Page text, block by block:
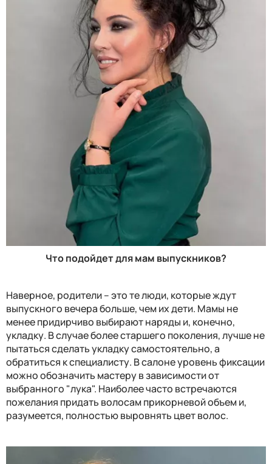
Что подойдет для мам выпускников?
Наверное, родители – это те люди, которые ждут
выпускного вечера больше, чем их дети. Мамы не
менее придирчиво выбирают наряды и, конечно,
укладку. В случае более старшего поколения, лучше не
пытаться сделать укладку самостоятельно, а
обратиться к специалисту. В салоне уровень фиксации
можно обозначить мастеру в зависимости от
выбранного "лука". Наиболее часто встречаются
пожелания придать волосам прикорневой объем и,
разумеется, полностью выровнять цвет волос.